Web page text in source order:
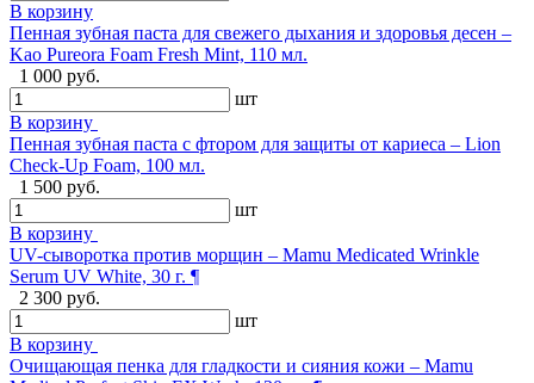
В корзину
Пенная зубная паста для свежего дыхания и здоровья десен –
Kao Pureora Foam Fresh Mint, 110 мл.
1 000 руб.
шт
В корзину
Пенная зубная паста с фтором для защиты от кариеса – Lion
Check-Up Foam, 100 мл.
1 500 руб.
шт
В корзину
UV-сыворотка против морщин – Mamu Medicated Wrinkle
Serum UV White, 30 г. ¶
2 300 руб.
шт
В корзину
Очищающая пенка для гладкости и сияния кожи – Mamu